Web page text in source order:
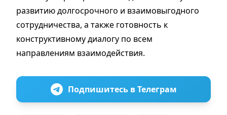
развитию долгосрочного и взаимовыгодного
сотрудничества, а также готовность к
конструктивному диалогу по всем
направлениям взаимодействия.
Подпишитесь в Телеграм